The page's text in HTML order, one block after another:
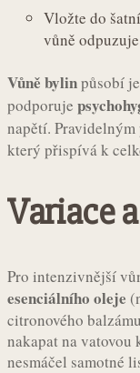
Vložte do
vůně
Vůně bylinpůsobí
podporuje
napětí.
který přispívá k
Variace
Pro intenzivnější
esenciálního oleje
citronového
nakapat na
nesmáčel samotné